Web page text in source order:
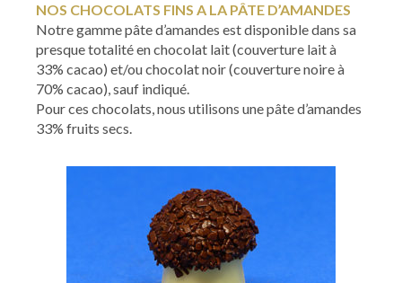
NOS CHOCOLATS FINS A LA PÂTE D’AMANDES
Notre gamme pâte d’amandes est disponible dans sa
presque totalité en chocolat lait (couverture lait à
33% cacao) et/ou chocolat noir (couverture noire à
70% cacao), sauf indiqué.
Pour ces chocolats, nous utilisons une pâte d’amandes
33% fruits secs.